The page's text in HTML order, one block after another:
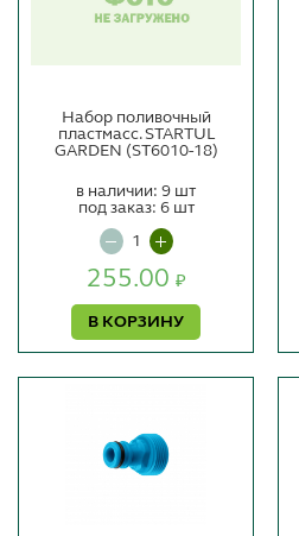
Набор поливочный
пластмасс. STARTUL
GARDEN (ST6010-18)
255.00 ₽
В КОРЗИНУ
в наличии: 9 шт
под заказ: 6 шт